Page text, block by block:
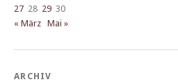
27 28 29 30
« März Mai »
ARCHIV